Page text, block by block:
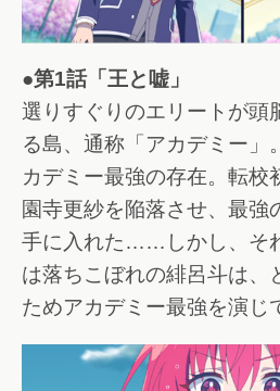
●第1話「王と嘘」
選りすぐりのエリートが頭
る島、通称「アカデミー」
カデミー最強の存在。転校
園寺更紗を陥落させ、最強
手に入れた……しかし、そ
は落ちこぼれの緋呂斗は、
ためアカデミー最強を演じ